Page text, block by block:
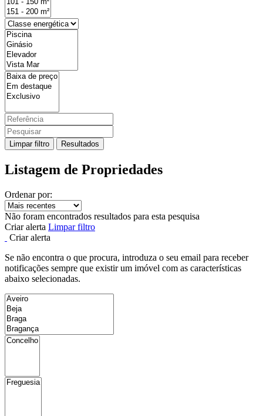
Limpar filtro Resultados
Listagem de Propriedades
Ordenar por:
Não foram encontrados resultados para esta pesquisa
Criar alerta Limpar filtro
Criar alerta
Se não encontra o que procura, introduza o seu email para receber
notificações sempre que existir um imóvel com as características
abaixo selecionadas.